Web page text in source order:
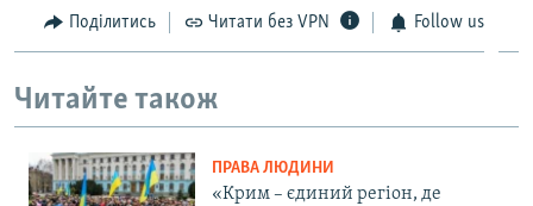
Поділитись Читати без VPN Follow us
Читайте також
ПРАВА ЛЮДИНИ
«Крим – єдиний регіон, де